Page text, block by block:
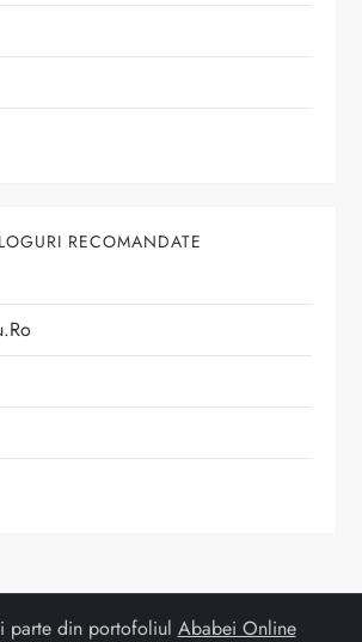
RECOMANDATE
parte din portofoliul Ababei Online